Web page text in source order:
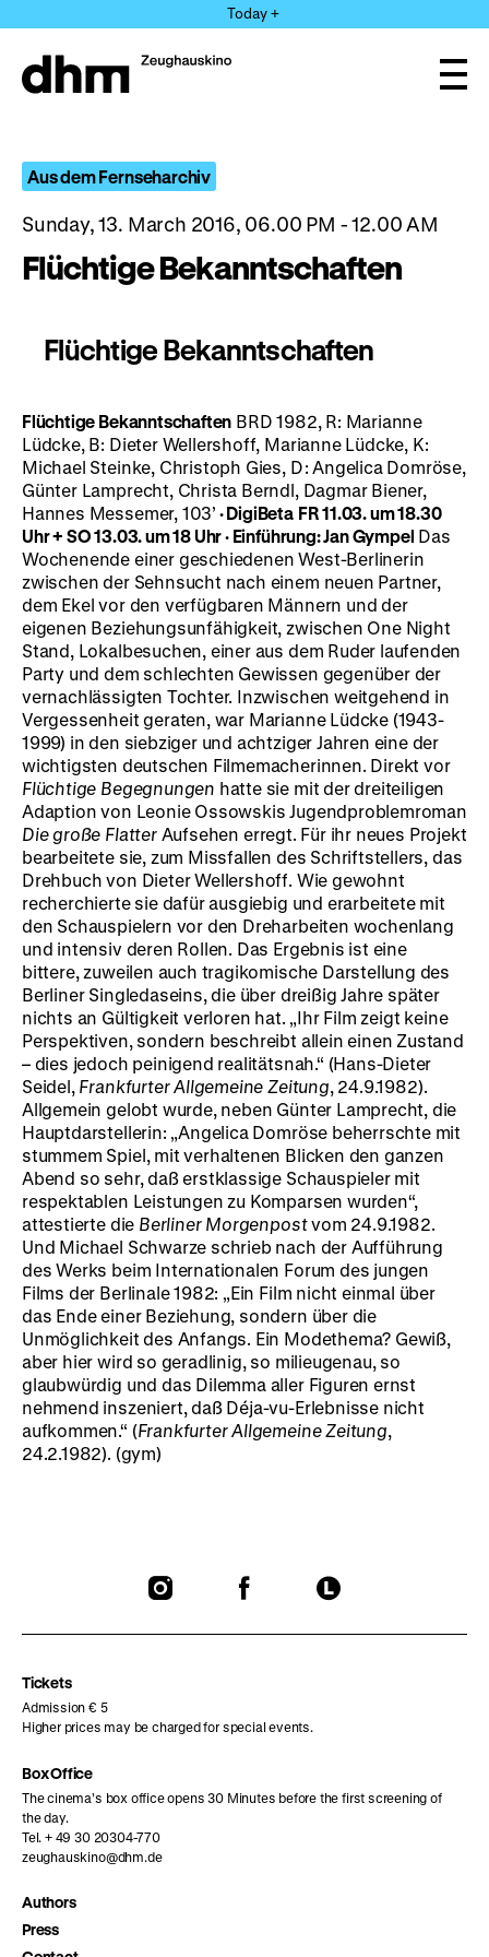
directly
the
Today +
Aus dem Fernseharchiv
Sunday, 13. March 2016, 06.00 PM - 12.00 AM
Flüchtige Bekanntschaften
Flüchtige Bekanntschaften
Flüchtige Bekanntschaften BRD 1982, R: Marianne
Lüdcke, B: Dieter Wellershoff, Marianne Lüdcke, K:
Michael Steinke, Christoph Gies, D: Angelica Domröse,
Günter Lamprecht, Christa Berndl, Dagmar Biener,
Hannes Messemer, 103’ · DigiBeta FR 11.03. um 18.30
Uhr + SO 13.03. um 18 Uhr · Einführung: Jan Gympel Das
Wochenende einer geschiedenen West-Berlinerin
zwischen der Sehnsucht nach einem neuen Partner,
dem Ekel vor den verfügbaren Männern und der
eigenen Beziehungsunfähigkeit, zwischen One Night
Stand, Lokalbesuchen, einer aus dem Ruder laufenden
Party und dem schlechten Gewissen gegenüber der
vernachlässigten Tochter. Inzwischen weitgehend in
Vergessenheit geraten, war Marianne Lüdcke (1943-
1999) in den siebziger und achtziger Jahren eine der
wichtigsten deutschen Filmemacherinnen. Direkt vor
Flüchtige Begegnungen hatte sie mit der dreiteiligen
Adaption von Leonie Ossowskis Jugendproblemroman
Die große FlatterAufsehen erregt. Für ihr neues Projekt
bearbeitete sie, zum Missfallen des Schriftstellers, das
Drehbuch von Dieter Wellershoff. Wie gewohnt
recherchierte sie dafür ausgiebig und erarbeitete mit
den Schauspielern vor den Dreharbeiten wochenlang
und intensiv deren Rollen. Das Ergebnis ist eine
bittere, zuweilen auch tragikomische Darstellung des
Berliner Singledaseins, die über dreißig Jahre später
nichts an Gültigkeit verloren hat. „Ihr Film zeigt keine
Perspektiven, sondern beschreibt allein einen Zustand
– dies jedoch peinigend realitätsnah.“ (Hans-Dieter
Seidel, Frankfurter Allgemeine Zeitung, 24.9.1982).
Allgemein gelobt wurde, neben Günter Lamprecht, die
Hauptdarstellerin: „Angelica Domröse beherrschte mit
stummem Spiel, mit verhaltenen Blicken den ganzen
Abend so sehr, daß erstklassige Schauspieler mit
respektablen Leistungen zu Komparsen wurden“,
attestierte die Berliner Morgenpostvom 24.9.1982.
Und Michael Schwarze schrieb nach der Aufführung
des Werks beim Internationalen Forum des jungen
Films der Berlinale 1982: „Ein Film nicht einmal über
das Ende einer Beziehung, sondern über die
Unmöglichkeit des Anfangs. Ein Modethema? Gewiß,
aber hier wird so geradlinig, so milieugenau, so
glaubwürdig und das Dilemma aller Figuren ernst
nehmend inszeniert, daß Déja-vu-Erlebnisse nicht
aufkommen.“ (Frankfurter Allgemeine Zeitung,
24.2.1982). (gym)
To
To
To
Tickets
Admission € 5
Higher prices may be charged for special events.
Box Office
The cinema’s box office opens 30 Minutes before the first screening of
the day.
Tel. + 49 30 20304-770
zeughauskino@dhm.de
Authors
Press